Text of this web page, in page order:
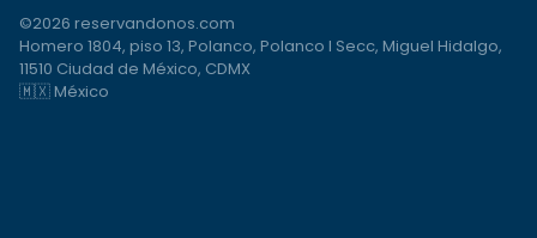
©2026 reservandonos.com
Homero 1804, piso 13, Polanco, Polanco I Secc, Miguel Hidalgo,
11510 Ciudad de México, CDMX
🇲🇽 México